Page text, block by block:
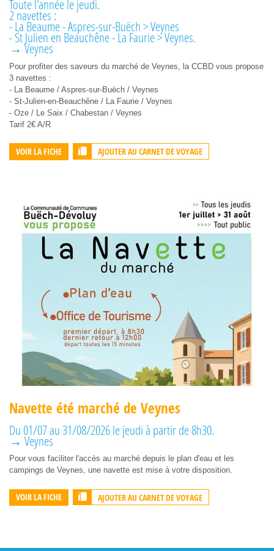
Toute l'année le jeudi.
2 navettes :
- La Beaume - Aspres-sur-Buëch > Veynes
- St Julien en Beauchêne - La Faurie > Veynes.
→ Veynes
Pour profiter des saveurs du marché de Veynes, la CCBD vous propose
3 navettes :
- La Beaume / Aspres-sur-Buëch / Veynes
- St-Julien-en-Beauchêne / La Faurie / Veynes
- Oze / Le Saix / Chabestan / Veynes
Tarif 2€ A/R
VOIR LA FICHE AJOUTER AU CARNET DE VOYAGE
Navette été marché de Veynes
Du 01/07 au 31/08/2026 le jeudi à partir de 8h30.
→ Veynes
Pour vous faciliter l'accès au marché depuis le plan d'eau et les
campings de Veynes, une navette est mise à votre disposition.
VOIR LA FICHE AJOUTER AU CARNET DE VOYAGE